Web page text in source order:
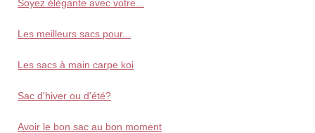
Soyez élégante avec votre...
Les meilleurs sacs pour...
Les sacs à main carpe koi
Sac d'hiver ou d'été?
Avoir le bon sac au bon moment